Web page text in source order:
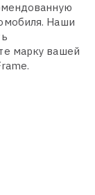
Наши
марку вашей